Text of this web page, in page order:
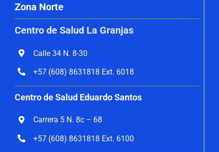
Zona Norte
Centro de Salud La Granjas
Calle 34 N. 8-30
+57 (608) 8631818 Ext. 6018
Centro de Salud Eduardo Santos
Carrera 5 N. 8c – 68
+57 (608) 8631818 Ext. 6100